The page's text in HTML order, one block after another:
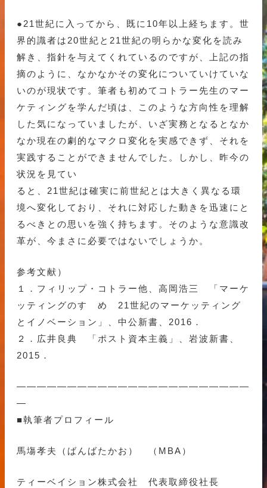
●21世紀に入ってから、既に10年以上経ちます。世
界的識者は20世紀と21世紀の明らかな変化を読み
解き、指針を与えてくれているのですが、上記の指
摘のように、なかなかその変化についていけていな
いのが現状です。筆者も初めてコトラー先生のマー
ケティングを学んだ頃は、このような方向性を理解
した気になっていましたが、いざ実務となるとなか
なか現在の劇的なマクロ変化を実感できず、それを
実践することができませんでした。しかし、昨今の
状況を見てい
ると、21世紀は確実に前世紀とは大きく異なる環
境へ変化しており、それに対応した動きを迅速にと
るべきとの思いを強く持ちます。そのような意識改
革が、今まさに必要ではないでしょうか。
参考文献）
１．フィリップ・コトラー他、高岡浩三 「マーケ
ッティングのすゝめ 21世紀のマーケッティング
とイノベーション」、中公新書、2016．
２．広井良典 「ポスト資本主義」、岩波新書、
2015．
———————————————————————
—
■執筆者プロフィール
馬塲孝夫（ばんばたかお） （MBA）
ティーベイション株式会社 代表取締役社長